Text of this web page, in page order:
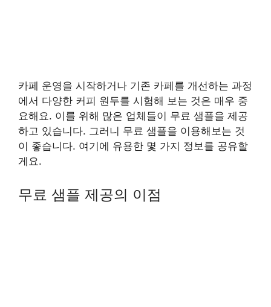
카페 운영을 시작하거나 기존 카페를 개선하는 과정
에서 다양한 커피 원두를 시험해 보는 것은 매우 중
요해요. 이를 위해 많은 업체들이 무료 샘플을 제공
하고 있습니다. 그러니 무료 샘플을 이용해보는 것
이 좋습니다. 여기에 유용한 몇 가지 정보를 공유할
게요.
무료 샘플 제공의 이점